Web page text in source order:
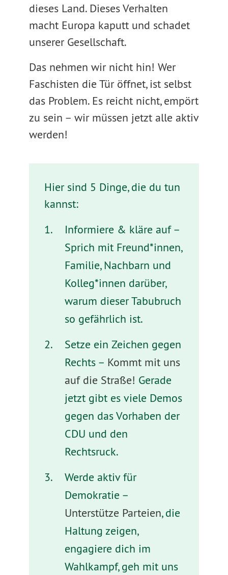
dieses Land. Dieses Verhalten
macht Europa kaputt und schadet
unserer Gesellschaft.
Das nehmen wir nicht hin! Wer
Faschisten die Tür öffnet, ist selbst
das Problem. Es reicht nicht, empört
zu sein – wir müssen jetzt alle aktiv
werden!
Hier sind 5 Dinge, die du tun
kannst:
Informiere & kläre auf –
Sprich mit Freund*innen,
Familie, Nachbarn und
Kolleg*innen darüber,
warum dieser Tabubruch
so gefährlich ist.
Setze ein Zeichen gegen
Rechts – Kommt mit uns
auf die Straße! Gerade
jetzt gibt es viele Demos
gegen das Vorhaben der
CDU und den
Rechtsruck.
Werde aktiv für
Demokratie –
Unterstütze Parteien, die
Haltung zeigen,
engagiere dich im
Wahlkampf, geh mit uns